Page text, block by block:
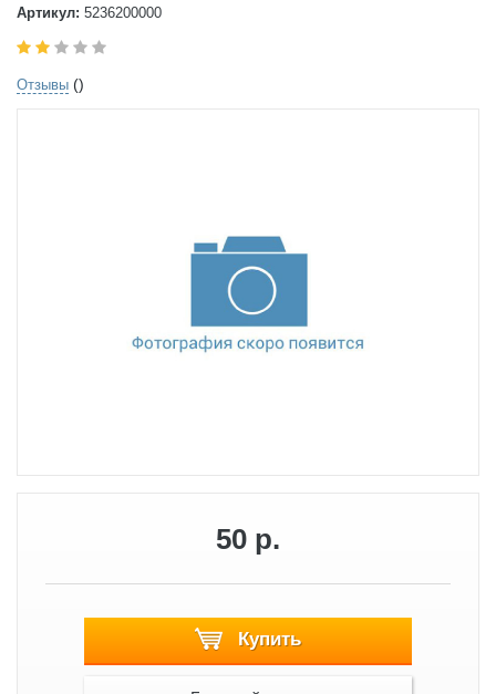
Артикул: 5236200000
Отзывы ()
50 р.
Купить